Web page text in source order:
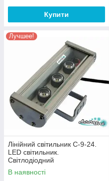
Купити
Лучшее!
Лінійний світильник C-9-24.
LED світильник.
Світлодіодний
вологозахищений LED
прожектор.
В наявності